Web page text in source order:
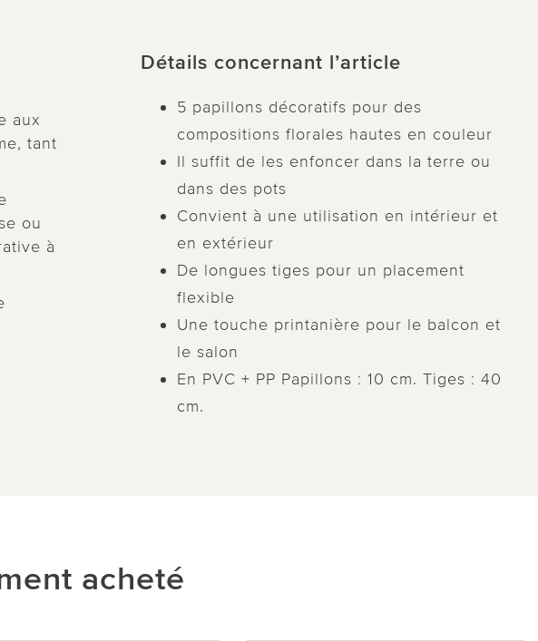
aux
tant
ou
à
Détails concernant l’article
5 papillons décoratifs pour des
compositions florales hautes en couleur
Il suffit de les enfoncer dans la terre ou
dans des pots
Convient à une utilisation en intérieur et
en extérieur
De longues tiges pour un placement
flexible
Une touche printanière pour le balcon et
le salon
En PVC + PP Papillons : 10 cm. Tiges : 40
cm.
acheté